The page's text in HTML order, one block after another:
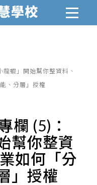
蝦」開始幫你整資料、
、分層」授權
欄 (5)：
幫你整資
如何「分
」授權